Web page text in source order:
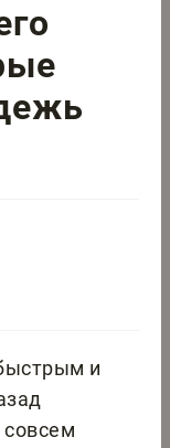
и
совсем